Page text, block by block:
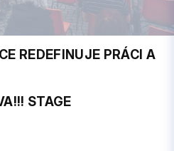
REDEFINUJE PRÁCI A
STAGE